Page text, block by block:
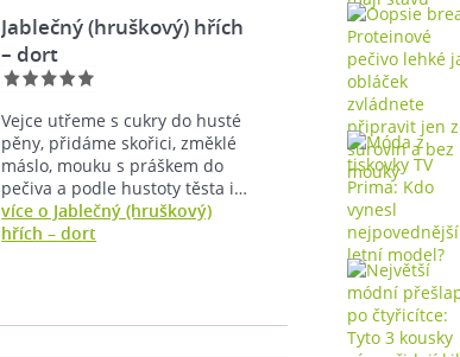
Jablečný (hruškový) hřích
– dort
Vejce utřeme s cukry do husté
pěny, přidáme skořici, změklé
máslo, mouku s práškem do
pečiva a podle hustoty těsta i…
více o Jablečný (hruškový)
hřích – dort